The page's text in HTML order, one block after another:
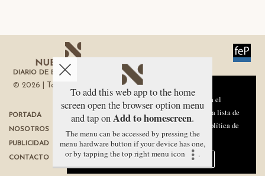
DIARIO DE ECONOMÍA DE LA REGIÓN DE MURCIA
© 2026 | Todos los derechos reservados
PORTADA
NOSOTROS
PUBLICIDAD
CONTACTO
TÉRMINOS DE USO
PROTECCIÓN DE DATOS
POLÍTICA DE COOKIES
To add this web app to the home
screen open the browser option menu
and tap onAdd to homescreen.
The menu can be accessed by pressing the
menu hardware button if your device has one,
or by tapping the top right menu icon
.
Aviso sobre el Uso de cookies:
Utilizamos cookies nuestras y de terceros para el
funcionamiento del digital. Puedes consultar la lista de
cookies y como desconectarlas.Ver nuestra Política de
Privacidad y Cookies
Aceptar Cookies
Personalizar